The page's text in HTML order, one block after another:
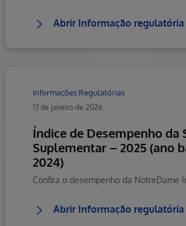
Abrir Informação regulatória
Informações Regulatórias
17 de janeiro de 2026
Índice de Desempenho da
Suplementar – 2025 (ano
2024)
Abrir Informação regulatória